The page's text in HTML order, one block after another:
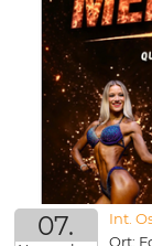
07.
Int.
Ort: